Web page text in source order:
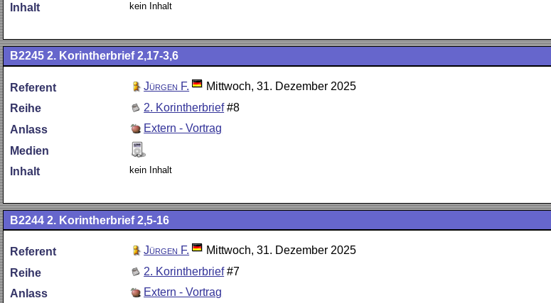
Inhalt
kein Inhalt
B2245 2. Korintherbrief 2,17-3,6
Referent Jürgen F.
Mittwoch, 31. Dezember 2025
Reihe
2. Korintherbrief#8
Anlass
Extern - Vortrag
Medien
Inhalt
kein Inhalt
B2244 2. Korintherbrief 2,5-16
Referent Jürgen F.
Mittwoch, 31. Dezember 2025
Reihe
2. Korintherbrief#7
Anlass
Extern - Vortrag